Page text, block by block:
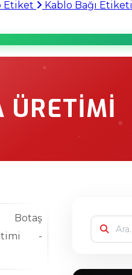
Etiket
Kablo Bağı Etiketi
ÜRETIMI